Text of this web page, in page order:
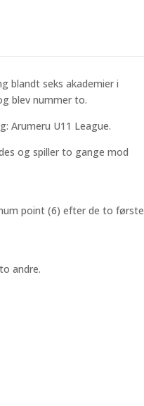
blandt seks akademier i
blev nummer to.
Arumeru U11 League.
og spiller to gange mod
point (6) efter de to første
andre.